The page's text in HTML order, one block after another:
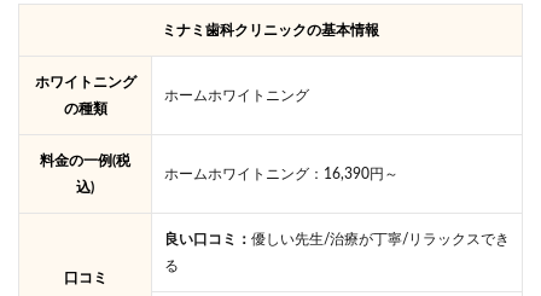
ミナミ歯科クリニックの基本情報
ホワイトニング
の種類
ホームホワイトニング
料金の一例(税
込)
ホームホワイトニング：16,390円～
口コミ
良い口コミ： 優しい先生/治療が丁寧/リラックスでき
る